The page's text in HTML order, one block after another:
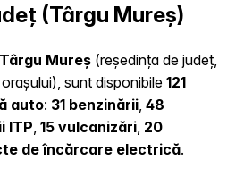
(Târgu Mureș)
Târgu Mureș (reședința de județ,
sunt disponibile 121
auto: 31 benzinării, 48
ITP, 15 vulcanizări, 20
de încărcare electrică.